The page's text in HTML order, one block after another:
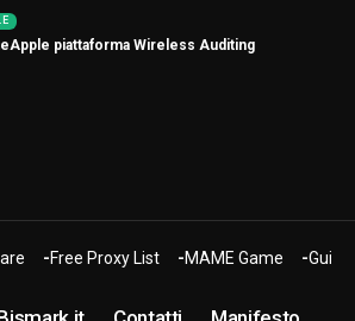
piattaforma Wireless Auditing
Free Proxy List MAME Game Guide